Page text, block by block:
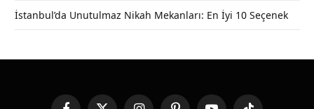
İstanbul’da Unutulmaz Nikah Mekanları: En İyi 10 Seçenek